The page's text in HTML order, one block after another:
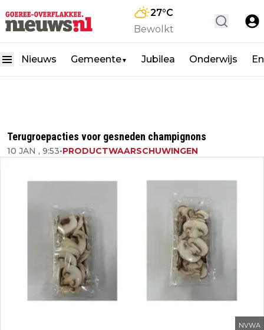
27°C
Bewolkt
Nieuws Gemeente▼ Jubilea Onderwijs
Terugroepacties voor gesneden champignons
10 JAN , 9:53•PRODUCTWAARSCHUWINGEN
NVWA